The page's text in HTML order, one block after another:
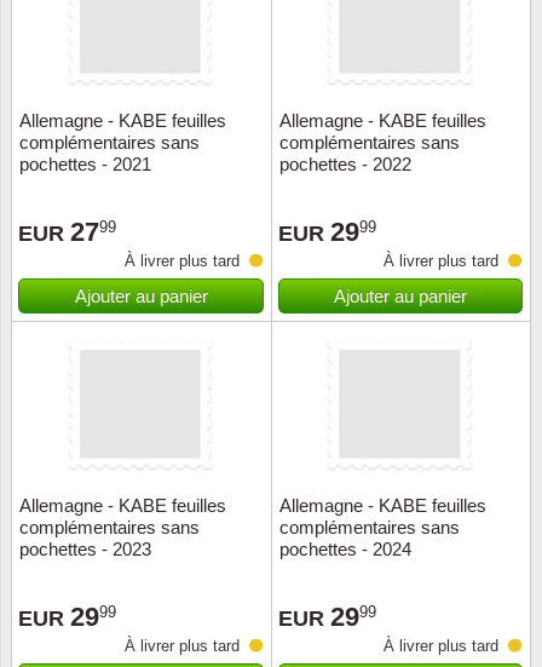
Allemagne - KABE feuilles
complémentaires sans
pochettes - 2021
EUR 2799
À livrer plus tard
Ajouter au panier
Allemagne - KABE feuilles
complémentaires sans
pochettes - 2022
EUR 2999
À livrer plus tard
Ajouter au panier
Allemagne - KABE feuilles
complémentaires sans
pochettes - 2023
EUR 2999
À livrer plus tard
Allemagne - KABE feuilles
complémentaires sans
pochettes - 2024
EUR 2999
À livrer plus tard
Sport